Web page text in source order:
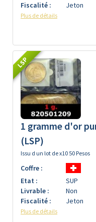
Fiscalité :
Jeton
Plus de détails
LSP
1 gramme d'or
(LSP)
Issu d un lot de x10 50 Pesos
Coffre :
Etat :
SUP
Livrable :
Non
Fiscalité :
Jeton
Plus de détails